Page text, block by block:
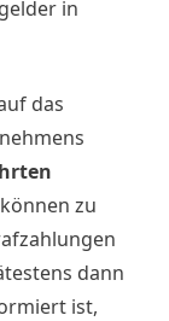
in
das
zu
dann
ist,